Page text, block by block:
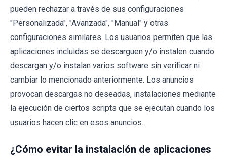
pueden rechazar a través de sus configuraciones
"Personalizada", "Avanzada", "Manual" y otras
configuraciones similares. Los usuarios permiten que las
aplicaciones incluidas se descarguen y/o instalen cuando
descargan y/o instalan varios software sin verificar ni
cambiar lo mencionado anteriormente. Los anuncios
provocan descargas no deseadas, instalaciones mediante
la ejecución de ciertos scripts que se ejecutan cuando los
usuarios hacen clic en esos anuncios.
¿Cómo evitar la instalación de aplicaciones